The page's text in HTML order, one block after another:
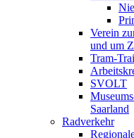
Verein
und um
Tram-
SVOLT
Saarland
Radverkehr